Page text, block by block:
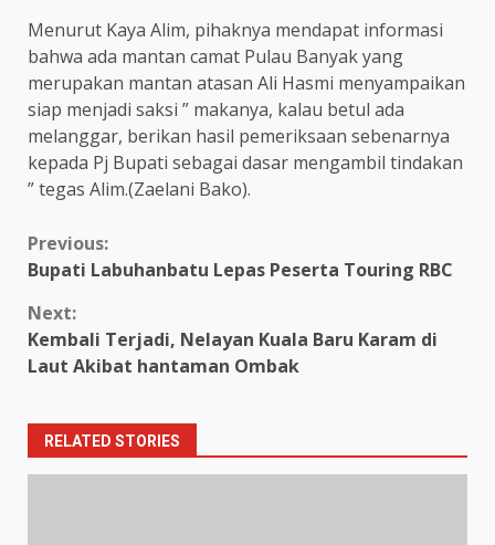
Menurut Kaya Alim, pihaknya mendapat informasi
bahwa ada mantan camat Pulau Banyak yang
merupakan mantan atasan Ali Hasmi menyampaikan
siap menjadi saksi ” makanya, kalau betul ada
melanggar, berikan hasil pemeriksaan sebenarnya
kepada Pj Bupati sebagai dasar mengambil tindakan
” tegas Alim.(Zaelani Bako).
Continue
Reading
Previous:
Bupati Labuhanbatu Lepas Peserta Touring RBC
Next:
Kembali Terjadi, Nelayan Kuala Baru Karam di
Laut Akibat hantaman Ombak
RELATED STORIES